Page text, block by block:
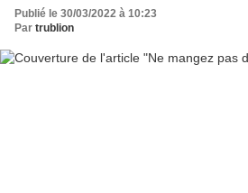
Publié le 30/03/2022 à 10:23
Par trublion